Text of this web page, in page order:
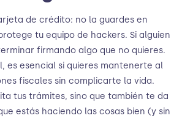
de crédito: no la guardes en
tu equipo de hackers. Si alguien
firmando algo que no quieres.
es esencial si quieres mantenerte al
fiscales sin complicarte la vida.
tus trámites, sino que también te da
estás haciendo las cosas bien (y sin